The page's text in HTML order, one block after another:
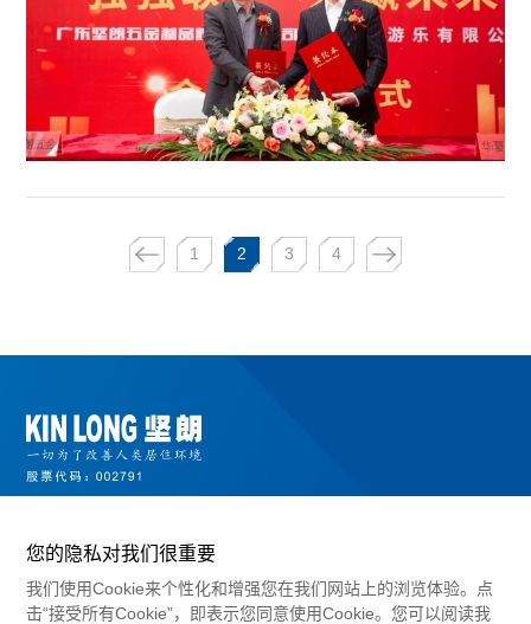
1 2 3 4
您的隐私对我们很重要
我们使用Cookie来个性化和增强您在我们网站上的浏览体验。点
击“接受所有Cookie”，即表示您同意使用Cookie。您可以阅读我